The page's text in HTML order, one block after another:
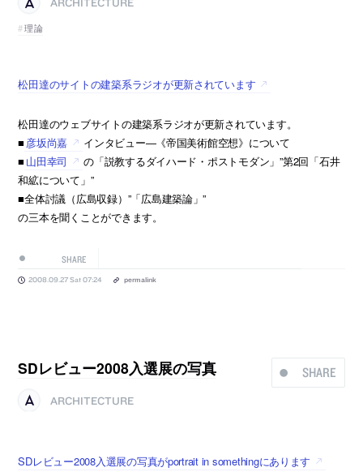
ARCHITECTURE
理論
松田達のサイトの建築系ラジオが更新されています
松田達のウェブサイトの建築系ラジオが更新されています。
■ 彦坂尚嘉
インタビュー―《帝国美術館空想》について
■ 山田幸司
の「説教するダイハード・ポストモダン」”第2回「石井
和絋について」”
■全体討議（広島収録）”「広島建築論」”
の三本を聞くことができます。
SHARE
2008.09.27 Sat 07:24 permalink
SHARE
SDレビュー2008入選展の写真
ARCHITECTURE
SDレビュー2008入選展の写真がportrait in somethingにあります